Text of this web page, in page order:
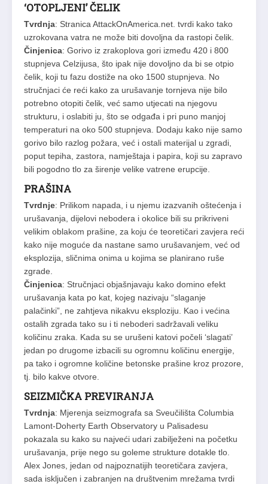
‘OTOPLJENI’ ČELIK
Tvrdnja: Stranica AttackOnAmerica.net. tvrdi kako tako
uzrokovana vatra ne može biti dovoljna da rastopi čelik.
Činjenica: Gorivo iz zrakoplova gori između 420 i 800
stupnjeva Celzijusa, što ipak nije dovoljno da bi se otpio
čelik, koji tu fazu dostiže na oko 1500 stupnjeva. No
stručnjaci će reći kako za urušavanje tornjeva nije bilo
potrebno otopiti čelik, već samo utjecati na njegovu
strukturu, i oslabiti ju, što se odgađa i pri puno manjoj
temperaturi na oko 500 stupnjeva. Dodaju kako nije samo
gorivo bilo razlog požara, već i ostali materijal u zgradi,
poput tepiha, zastora, namještaja i papira, koji su zapravo
bili pogodno tlo za širenje velike vatrene erupcije.
PRAŠINA
Tvrdnje: Prilikom napada, i u njemu izazvanih oštećenja i
urušavanja, dijelovi nebodera i okolice bili su prikriveni
velikim oblakom prašine, za koju će teoretičari zavjera reći
kako nije moguće da nastane samo urušavanjem, već od
eksplozija, sličnima onima u kojima se planirano ruše
zgrade.
Činjenica: Stručnjaci objašnjavaju kako domino efekt
urušavanja kata po kat, kojeg nazivaju “slaganje
palačinki”, ne zahtjeva nikakvu eksploziju. Kao i većina
ostalih zgrada tako su i ti neboderi sadržavali veliku
količinu zraka. Kada su se urušeni katovi počeli ‘slagati’
jedan po drugome izbacili su ogromnu količinu energije,
pa tako i ogromne količine betonske prašine kroz prozore,
tj. bilo kakve otvore.
SEIZMIČKA PREVIRANJA
Tvrdnja: Mjerenja seizmografa sa Sveučilišta Columbia
Lamont-Doherty Earth Observatory u Palisadesu
pokazala su kako su najveći udari zabilježeni na početku
urušavanja, prije nego su goleme strukture dotakle tlo.
Alex Jones, jedan od najpoznatijih teoretičara zavjera,
sada isključen i zabranjen na društvenim mrežama tvrdi